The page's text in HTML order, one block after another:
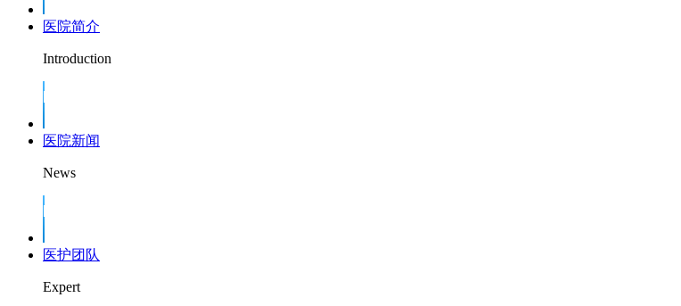
医院简介
Introduction
医院新闻
News
医护团队
Expert